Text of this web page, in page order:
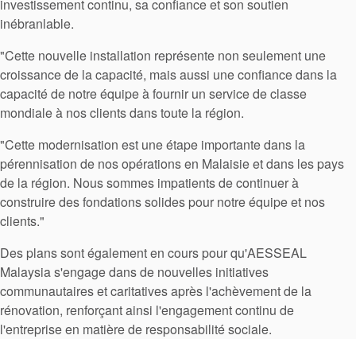
investissement continu, sa confiance et son soutien
inébranlable.
"Cette nouvelle installation représente non seulement une
croissance de la capacité, mais aussi une confiance dans la
capacité de notre équipe à fournir un service de classe
mondiale à nos clients dans toute la région.
"Cette modernisation est une étape importante dans la
pérennisation de nos opérations en Malaisie et dans les pays
de la région. Nous sommes impatients de continuer à
construire des fondations solides pour notre équipe et nos
clients."
Des plans sont également en cours pour qu'AESSEAL
Malaysia s'engage dans de nouvelles initiatives
communautaires et caritatives après l'achèvement de la
rénovation, renforçant ainsi l'engagement continu de
l'entreprise en matière de responsabilité sociale.